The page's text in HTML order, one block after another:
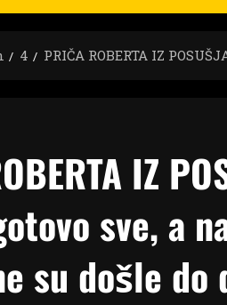
4 PRIČA ROBERTA IZ
IZ
sve, a
su došle do